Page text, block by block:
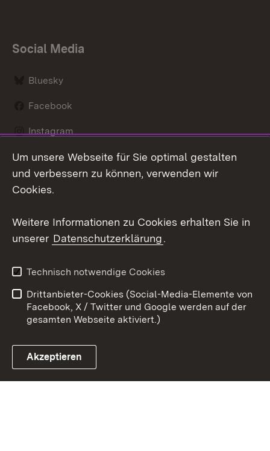
Social Media
Bluesky
Facebook
Instagram
LinkedIn
Link zum Landesportal
Datenschutz
Barrierefreiheit
Impressum
Cookies
Um unsere Webseite für Sie optimal gestalten
und verbessern zu können, verwenden wir
Cookies.
Weitere Informationen zu Cookies erhalten Sie in
unserer Datenschutzerklärung.
Technisch notwendige Cookies
Drittanbieter-Cookies (Social-Media-Elemente von
Facebook, X / Twitter und Google werden auf der
gesamten Webseite aktiviert.)
Akzeptieren